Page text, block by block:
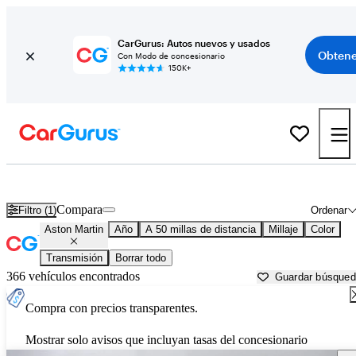
CarGurus: Autos nuevos y usados
Con Modo de concesionario
150K+
Filtro (1) Ordenar
Compara
Aston Martin Año A 50 millas de distancia Millaje Color
Transmisión Borrar todo
366 vehículos encontrados Guardar
Compra con precios transparentes.
Mostrar solo avisos que incluyan tasas del concesionario